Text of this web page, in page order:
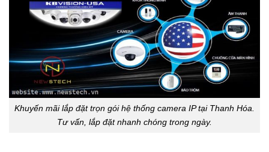
Khuyến mãi lắp đặt trọn gói hệ thống camera IP tại Thanh Hóa.
Tư vấn, lắp đặt nhanh chóng trong ngày.